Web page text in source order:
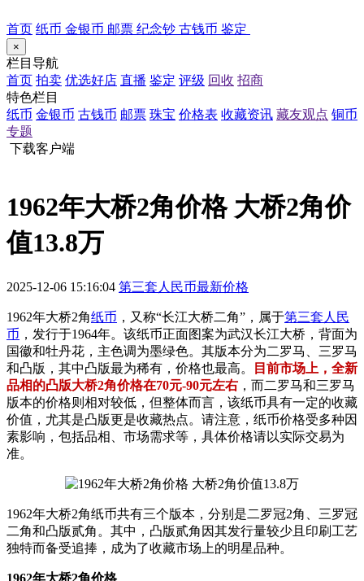
首页 纸币 金银币 邮票 纪念钞 古钱币 鉴定
×
栏目导航
首页 拍卖 优选好店 直播 鉴定 评级 回收 招商
特色栏目
纸币 金银币 古钱币 邮票 珠宝 价格表 收藏资讯 藏友观点 铜币
专题
下载客户端
1962年大桥2角价格 大桥2角价
值13.8万
2025-12-06 15:16:04 第三套人民币最新价格
1962年大桥2角纸币 ，又称“长江大桥二角”，属于第三套人民
币 ，发行于1964年。该纸币正面图案为武汉长江大桥，背面为
国徽和牡丹花，主色调为墨绿色。其版本分为二罗马、三罗马
和凸版，其中凸版最为稀有，价格也最高。
目前市场上，全新
品相的凸版大桥2角价格在70元-90元左右 ，而二罗马和三罗马
版本的价格则相对较低，但整体而言，该纸币具有一定的收藏
价值，尤其是凸版更是收藏热点。请注意，纸币价格受多种因
素影响，包括品相、市场需求等，具体价格请以实际交易为
准。
1962年大桥2角纸币共有三个版本，分别是二罗冠2角、三罗冠
二角和凸版贰角。其中，凸版贰角因其发行量较少且印刷工艺
独特而备受追捧，成为了收藏市场上的明星品种。
1962年大桥2角价格